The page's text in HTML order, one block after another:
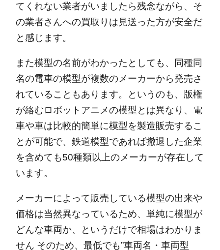
てくれない業者がいましたら残念ながら、そ
の業者さんへの買取りは見送った方が安全だ
と感じます。
また模型の名前がわかったとしても、同種同
名の電車の模型が複数のメーカーから発売さ
れていることもあります。
というのも、版権
が絡むロボットアニメの模型とは異なり、電
車や車は比較的簡単に模型を製造販売するこ
とが可能で、鉄道模型であれば撤退した企業
を含めても50種類以上のメーカーが存在して
います。
メーカーによって販売している模型の出来や
価格は当然異なっているため、単純に模型が
どんな車両か、というだけで相場はわかりま
せん そのため、最低でも”車両名・車両型